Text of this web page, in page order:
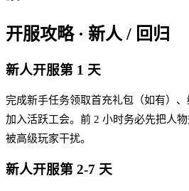
开服攻略 · 新人 / 回归
新人开服第 1 天
完成新手任务领取首充礼包（如有）、
加入活跃工会。前 2 小时务必先把人
被高级玩家干扰。
新人开服第 2-7 天